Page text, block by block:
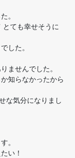
。
ても幸せそうに
した。
ませんでした。
知らなかったから
な気分になりまし
。
い！